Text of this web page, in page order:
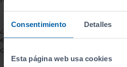
Consentimiento Detalles
Esta página web usa cookies
¿Cuándo es mejor
echarle gasolina a tu
coche de ocasión?
por
mal